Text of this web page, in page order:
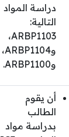
دراسة المواد
التالية:
ARBP1103،
وARBP1104،
وARBP1100.
أن يقوم
الطالب
بدراسة مواد